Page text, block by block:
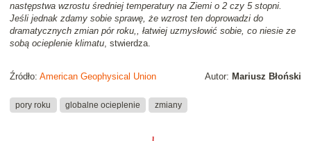
następstwa wzrostu średniej temperatury na Ziemi o 2 czy 5 stopni.
Jeśli jednak zdamy sobie sprawę, że wzrost ten doprowadzi do
dramatycznych zmian pór roku,, łatwiej uzmysłowić sobie, co niesie ze
sobą ocieplenie klimatu, stwierdza.
Autor: Mariusz Błoński
Źródło: American Geophysical Union
pory roku globalne ocieplenie zmiany